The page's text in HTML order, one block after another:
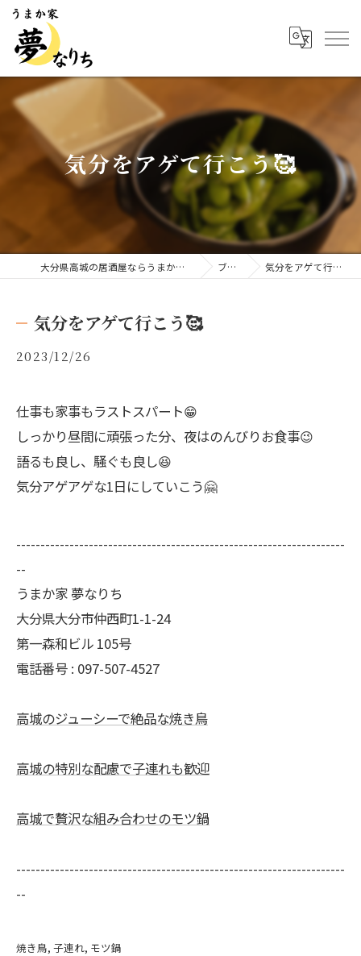
気分をアゲて行こう🥰
大分県高城の居酒屋ならうまか家 夢なりち ブログ 気分をアゲて行こう🥰
気分をアゲて行こう🥰
2023/12/26
仕事も家事もラストスパート😁
しっかり昼間に頑張った分、夜はのんびりお食事😉
語るも良し、騒ぐも良し😆
気分アゲアゲな1日にしていこう🤗
--------------------------------------------------------------------
--
うまか家 夢なりち
大分県大分市仲西町1-1-24
第一森和ビル 105号
電話番号 : 097-507-4527
高城のジューシーで絶品な焼き鳥
高城の特別な配慮で子連れも歓迎
高城で贅沢な組み合わせのモツ鍋
--------------------------------------------------------------------
--
焼き鳥 子連れ モツ鍋